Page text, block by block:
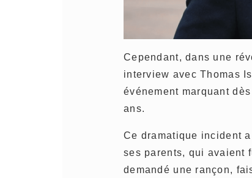
Cependant, dans une
interview avec Thomas
événement marquant
ans.
Ce dramatique incident
ses parents, qui avaient
demandé une rançon,